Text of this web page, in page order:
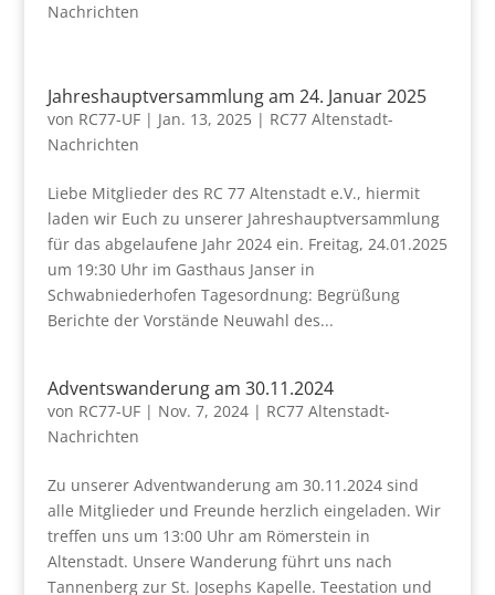
Nachrichten
Jahreshauptversammlung am 24. Januar 2025
von RC77-UF| Jan. 13, 2025| RC77 Altenstadt-
Nachrichten
Liebe Mitglieder des RC 77 Altenstadt e.V., hiermit
laden wir Euch zu unserer Jahreshauptversammlung
für das abgelaufene Jahr 2024 ein. Freitag, 24.01.2025
um 19:30 Uhr im Gasthaus Janser in
Schwabniederhofen Tagesordnung: Begrüßung
Berichte der Vorstände Neuwahl des...
Adventswanderung am 30.11.2024
von RC77-UF| Nov. 7, 2024| RC77 Altenstadt-
Nachrichten
Zu unserer Adventwanderung am 30.11.2024 sind
alle Mitglieder und Freunde herzlich eingeladen. Wir
treffen uns um 13:00 Uhr am Römerstein in
Altenstadt. Unsere Wanderung führt uns nach
Tannenberg zur St. Josephs Kapelle. Teestation und